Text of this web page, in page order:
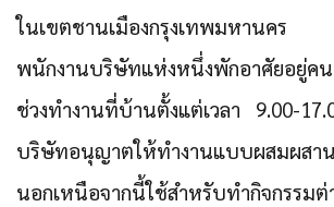
ในเขตชานเมืองกรุงเทพมหานคร
พนักงานบริษัทแห่งหนึ่งพักอาศัยอยู่คน
ช่วงทำงานที่บ้านตั้งแต่เวลา 9.00-
บริษัทอนุญาตให้ทำงานแบบผสมผสา
นอกเหนือจากนี้ใช้สำหรับทำกิจกรร